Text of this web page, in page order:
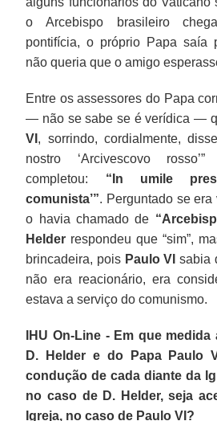
o Arcebispo brasileiro
pontifícia, o próprio Papa saía
não queria que o amigo
Entre os assessores do Papa
— não se sabe se é verídica —
VI , sorrindo, cordialmente,
nostro ‘Arcivescovo
completou: “In umile
comunista’”. Perguntado se
o havia chamado de
Helder respondeu que “sim”,
brincadeira, pois Paulo VI sabia
não era reacionário, era
estava a serviço do comunismo.
IHU On-Line - Em que
D. Helder e do Papa Paulo
condução de cada diante da
no caso de D. Helder, seja
Igreja, no caso de Paulo VI?